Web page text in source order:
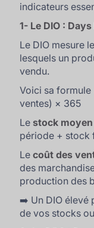
indicateurs
1- Le DIO :
Le DIO mesure
lesquels un
vendu.
Voici sa
ventes) × 365
Le stock moyen
période + stock
Lecoût des
des
production des
➡️ Un DIO élevé
de vos stocks